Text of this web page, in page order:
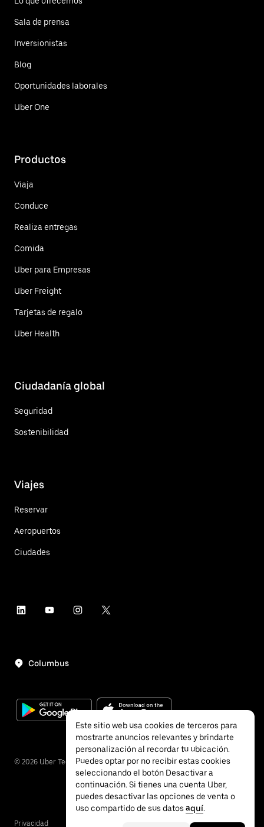
Sala de prensa
Inversionistas
Blog
Oportunidades laborales
Uber One
Productos
Viaja
Conduce
Realiza entregas
Comida
Uber para Empresas
Uber Freight
Tarjetas de regalo
Uber Health
Ciudadanía global
Seguridad
Sostenibilidad
Viajes
Reservar
Aeropuertos
Ciudades
Columbus
© 2026 Uber Technologies, Inc.
Privacidad
Este sitio web usa cookies de terceros para
mostrarte anuncios relevantes y brindarte
personalización al recordar tu ubicación.
Puedes optar por no recibir estas cookies
seleccionando el botón Desactivar a
continuación. Si tienes una cuenta Uber,
puedes desactivar las opciones de venta o
uso compartido de sus datos aquí.